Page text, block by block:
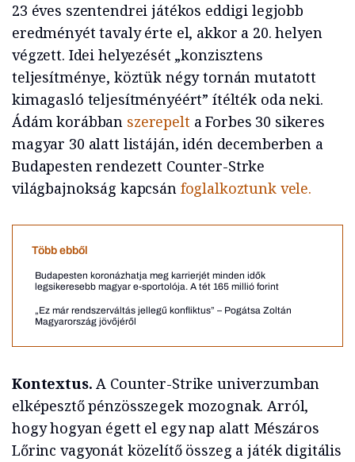
23 éves szentendrei játékos eddigi legjobb
eredményét tavaly érte el, akkor a 20. helyen
végzett. Idei helyezését „konzisztens
teljesítménye, köztük négy tornán mutatott
kimagasló teljesítményéért” ítélték oda neki.
Ádám korábban szerepelta Forbes 30 sikeres
magyar 30 alatt listáján, idén decemberben a
Budapesten rendezett Counter-Strke
világbajnokság kapcsán foglalkoztunk vele.
Több ebből
Budapesten koronázhatja meg karrierjét minden idők
legsikeresebb magyar e-sportolója. A tét 165 millió forint
„Ez már rendszerváltás jellegű konfliktus” – Pogátsa Zoltán
Magyarország jövőjéről
Kontextus. A Counter-Strike univerzumban
elképesztő pénzösszegek mozognak. Arról,
hogy hogyan égett el egy nap alatt Mészáros
Lőrinc vagyonát közelítő összeg a játék digitális